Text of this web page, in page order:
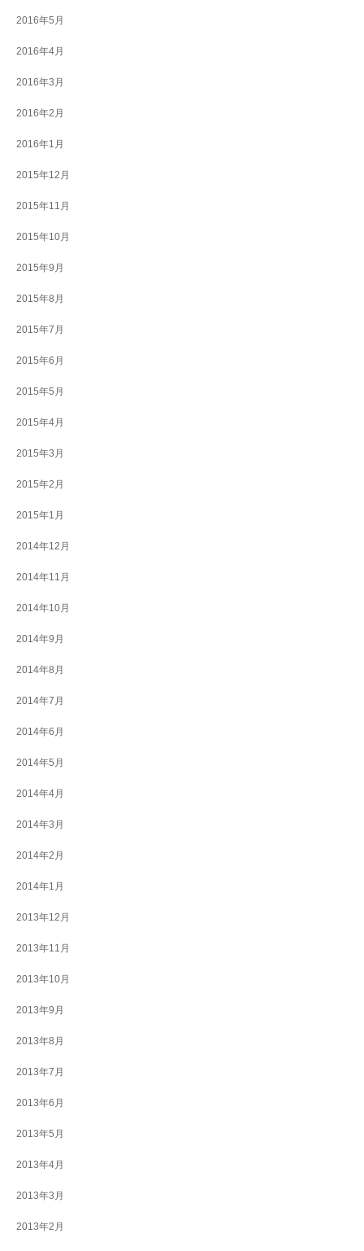
2016年5月
2016年4月
2016年3月
2016年2月
2016年1月
2015年12月
2015年11月
2015年10月
2015年9月
2015年8月
2015年7月
2015年6月
2015年5月
2015年4月
2015年3月
2015年2月
2015年1月
2014年12月
2014年11月
2014年10月
2014年9月
2014年8月
2014年7月
2014年6月
2014年5月
2014年4月
2014年3月
2014年2月
2014年1月
2013年12月
2013年11月
2013年10月
2013年9月
2013年8月
2013年7月
2013年6月
2013年5月
2013年4月
2013年3月
2013年2月